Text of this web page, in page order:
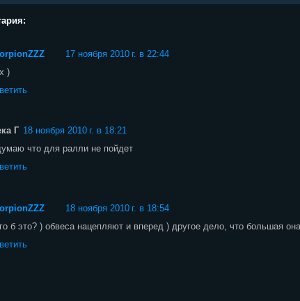
17 ноября 2010 г. в 22:44
)
Г 18 ноября 2010 г. в 18:21
что для ралли не пойдет
18 ноября 2010 г. в 18:54
б это? ) обвеса нацепляют и вперед ) другое дело, что большая